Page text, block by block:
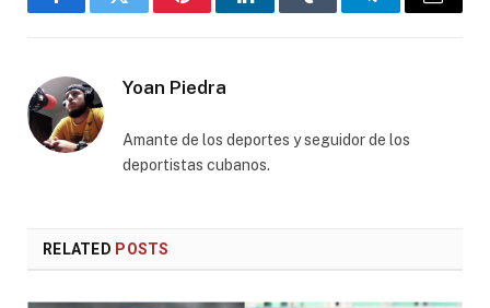
FacebookTwitter PinterestLinkedInTumblr TelegramEmail
Yoan Piedra
Amante de los deportes y seguidor de los
deportistas cubanos.
RELATED POSTS